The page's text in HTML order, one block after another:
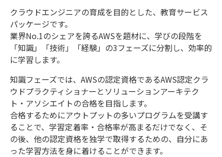
クラウドエンジニアの育成を目的とした、教育サービス
パッケージです。
業界No.1のシェアを誇るAWSを題材に、学びの段階を
「知識」「技術」「経験」の3フェーズに分割し、効率的
に学習します。
知識フェーズでは、AWSの認定資格であるAWS認定クラ
ウドプラクティショナーとソリューションアーキテク
ト・アソシエイトの合格を目指します。
合格するためにアウトプットの多いプログラムを受講す
ることで、学習定着率・合格率が高まるだけでなく、そ
の後、他の認定資格を独学で取得するための、自分にあ
った学習方法を身に着けることができます。